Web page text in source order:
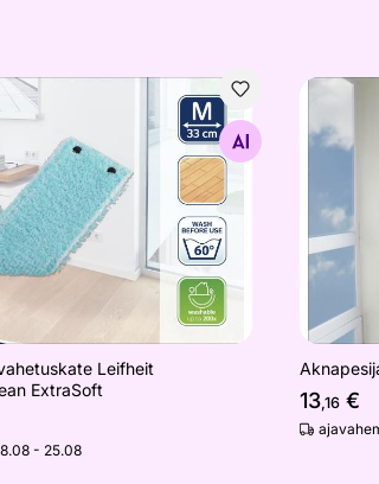
vahetuskate Leifheit Twist/Combi Clean
Otsi sarnaseid
Leifheit
ExtraSoft
- 25.08
13,16 €